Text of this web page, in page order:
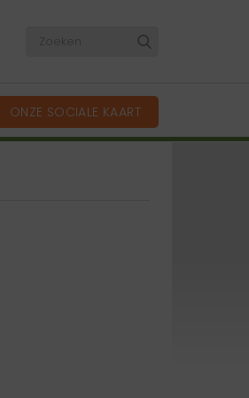
ONZE SOCIALE KAART